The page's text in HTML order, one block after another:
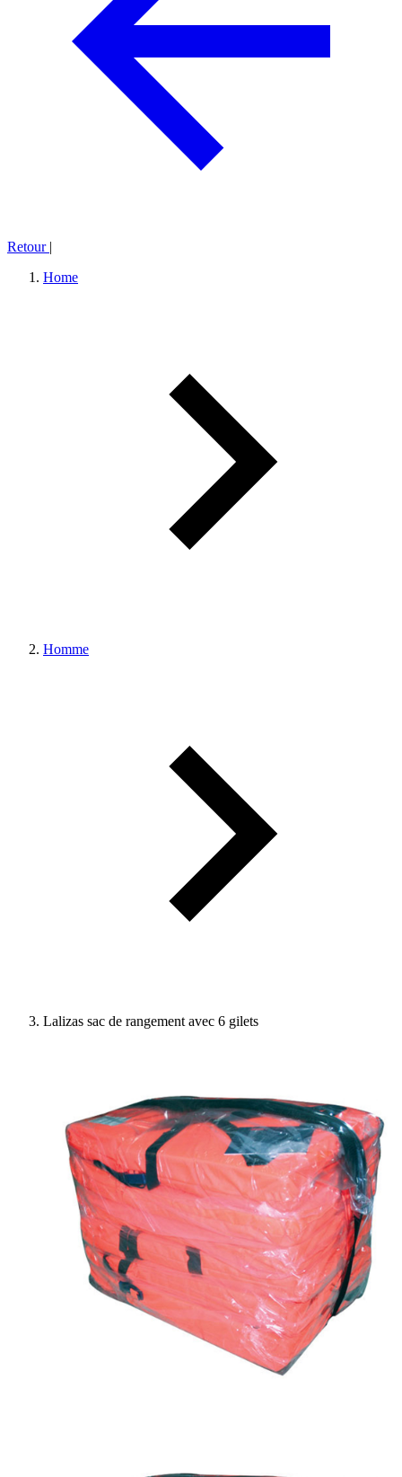
Retour |
Home
Homme
Lalizas sac de rangement avec 6 gilets